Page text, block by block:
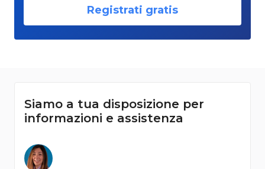
Registrati gratis
Siamo a tua disposizione per
informazioni e assistenza